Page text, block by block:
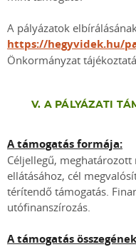
A pályázatok
https://hegyvidek.hu/
Önkormányzat
V. A PÁLYÁZATI
A támogatás formája:
Céljellegű,
ellátásához, cél
térítendő támogatás.
utófinanszírozás.
A támogatás